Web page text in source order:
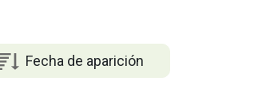
Fecha de aparición